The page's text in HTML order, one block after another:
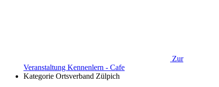
Zur
Veranstaltung Kennenlern - Cafe
Kategorie Ortsverband Zülpich